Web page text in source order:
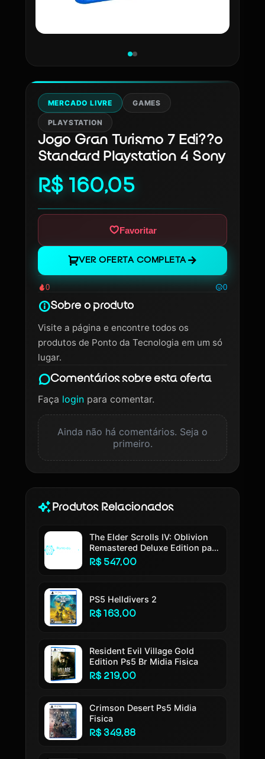
MERCADO LIVRE GAMES
PLAYSTATION
Jogo Gran Turismo 7 Edi??o
Standard Playstation 4 Sony
R$ 160,05
Favoritar
VER OFERTA COMPLETA
0 0
Sobre o produto
Visite a página e encontre todos os
produtos de Ponto da Tecnologia em um só
lugar.
Comentários sobre esta oferta
Faça loginpara comentar.
Ainda não há comentários. Seja o
primeiro.
Produtos Relacionados
The Elder Scrolls IV: Oblivion
Remastered Deluxe Edition para
PlayStation 5
R$ 547,00
PS5 Helldivers 2
R$ 163,00
Resident Evil Village Gold
Edition Ps5 Br Midia Fisica
R$ 219,00
Crimson Desert Ps5 Midia
Fisica
R$ 349,88